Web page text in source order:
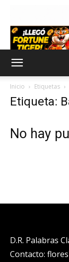
Inicio Etiquetas
Etiqueta:
No hay
D.R. Palabras
Contacto: